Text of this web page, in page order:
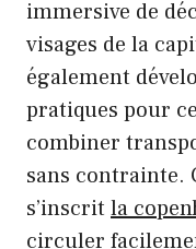
immersive de
visages de la
également
pratiques pour
combiner
sans contrainte.
s’inscrit la
circuler